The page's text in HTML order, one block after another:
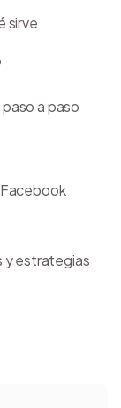
sirve
a paso
y estrategias